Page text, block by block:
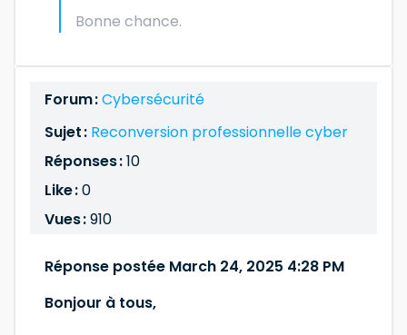
Bonne chance.
Forum :Cybersécurité
Sujet : Reconversion professionnelle cyber
Réponses :10
Like :0
Vues :910
Réponse postée March 24, 2025 4:28 PM
Bonjour à tous,